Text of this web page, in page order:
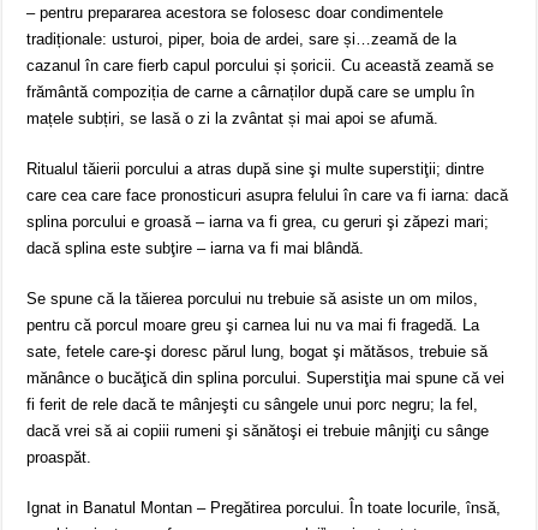
– pentru prepararea acestora se folosesc doar condimentele
tradiționale: usturoi, piper, boia de ardei, sare și…zeamă de la
cazanul în care fierb capul porcului și șoricii. Cu această zeamă se
frământă compoziția de carne a cârnaților după care se umplu în
mațele subțiri, se lasă o zi la zvântat și mai apoi se afumă.
Ritualul tăierii porcului a atras după sine şi multe superstiţii; dintre
care cea care face pronosticuri asupra felului în care va fi iarna: dacă
splina porcului e groasă – iarna va fi grea, cu geruri şi zăpezi mari;
dacă splina este subţire – iarna va fi mai blândă.
Se spune că la tăierea porcului nu trebuie să asiste un om milos,
pentru că porcul moare greu şi carnea lui nu va mai fi fragedă. La
sate, fetele care-şi doresc părul lung, bogat şi mătăsos, trebuie să
mănânce o bucăţică din splina porcului. Superstiţia mai spune că vei
fi ferit de rele dacă te mânjeşti cu sângele unui porc negru; la fel,
dacă vrei să ai copiii rumeni şi sănătoşi ei trebuie mânjiţi cu sânge
proaspăt.
Ignat in Banatul Montan – Pregătirea porcului. În toate locurile, însă,